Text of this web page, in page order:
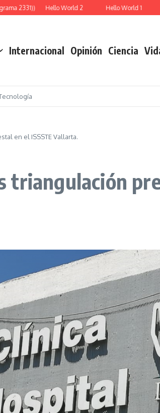
2331)) Hello World 2 Hello World 1
Internacional Opinión Ciencia
en el ISSSTE Vallarta.
triangulación